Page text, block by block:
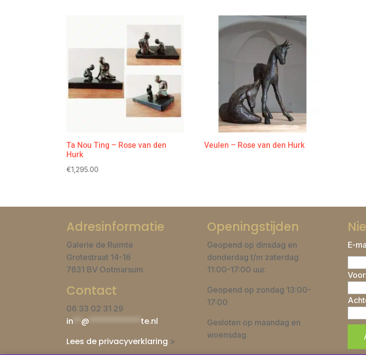
Ta Nou Ting – Rose van den
Hurk
€1,295.00
Veulen – Rose van den Hurk
Adresinformatie
Galerie de Ruimte
Grotestraat 14-16
7631 BV Ootmarsum
Contact
06 33 02 31 29
in @
te.nl
Lees de privacyverklaring >
Openingstijden
Geopend op dinsdag en
donderdag t/m zaterdag
11:00-17:00 uur.
Geopend op zondag 13:00-
17:00
Gesloten op maandag en
woensdag.
E-